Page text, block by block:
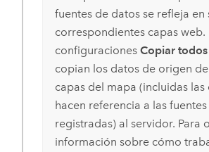
fuentes de datos se refleja en
correspondientes capas web.
configuraciones Copiar
copian los datos de origen
capas del mapa (incluidas las
hacen referencia a las
registradas) al servidor. Para
información sobre cómo